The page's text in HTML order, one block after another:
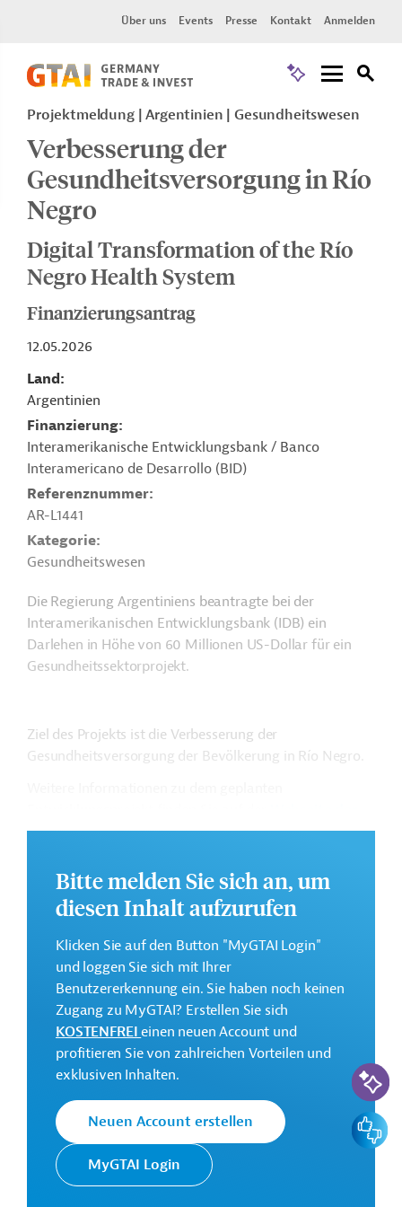
Über uns Events Presse Kontakt Anmelden
Projektmeldung Argentinien Gesundheitswesen
Verbesserung der
Gesundheitsversorgung in Río
Negro
Digital Transformation of the Río
Negro Health System
Finanzierungsantrag
12.05.2026
Land
Argentinien
Finanzierung
Interamerikanische Entwicklungsbank / Banco
Interamericano de Desarrollo (BID)
Referenznummer
AR-L1441
Kategorie
Gesundheitswesen
Die Regierung Argentiniens beantragte bei der
Interamerikanischen Entwicklungsbank (IDB) ein
Darlehen in Höhe von 60 Millionen US-Dollar für ein
Gesundheitssektorprojekt.
Ziel des Projekts ist die Verbesserung der
Gesundheitsversorgung der Bevölkerung in Río Negro.
IDB
.
und praktische Hinweise zur Geschäftsanbahnung.
Gesamtkosten:
60 Millionen US-Dollar
Geberbeitrag:
60 Millionen US-Dollar (Darlehen; beantragt)
Kontaktadresse
Interamerikanische
Die IDB ist die wichtigste
multilaterale
Finanzierungsinstitution für
Bitte melden Sie sich an, um
diesen Inhalt aufzurufen
Klicken Sie auf den Button "MyGTAI Login"
und loggen Sie sich mit Ihrer
Benutzererkennung ein. Sie haben noch keinen
Zugang zu MyGTAI? Erstellen Sie sich
KOSTENFREIeinen neuen Account und
profitieren Sie von zahlreichen Vorteilen und
exklusiven Inhalten.
Neuen Account erstellen
MyGTAI Login
KI-